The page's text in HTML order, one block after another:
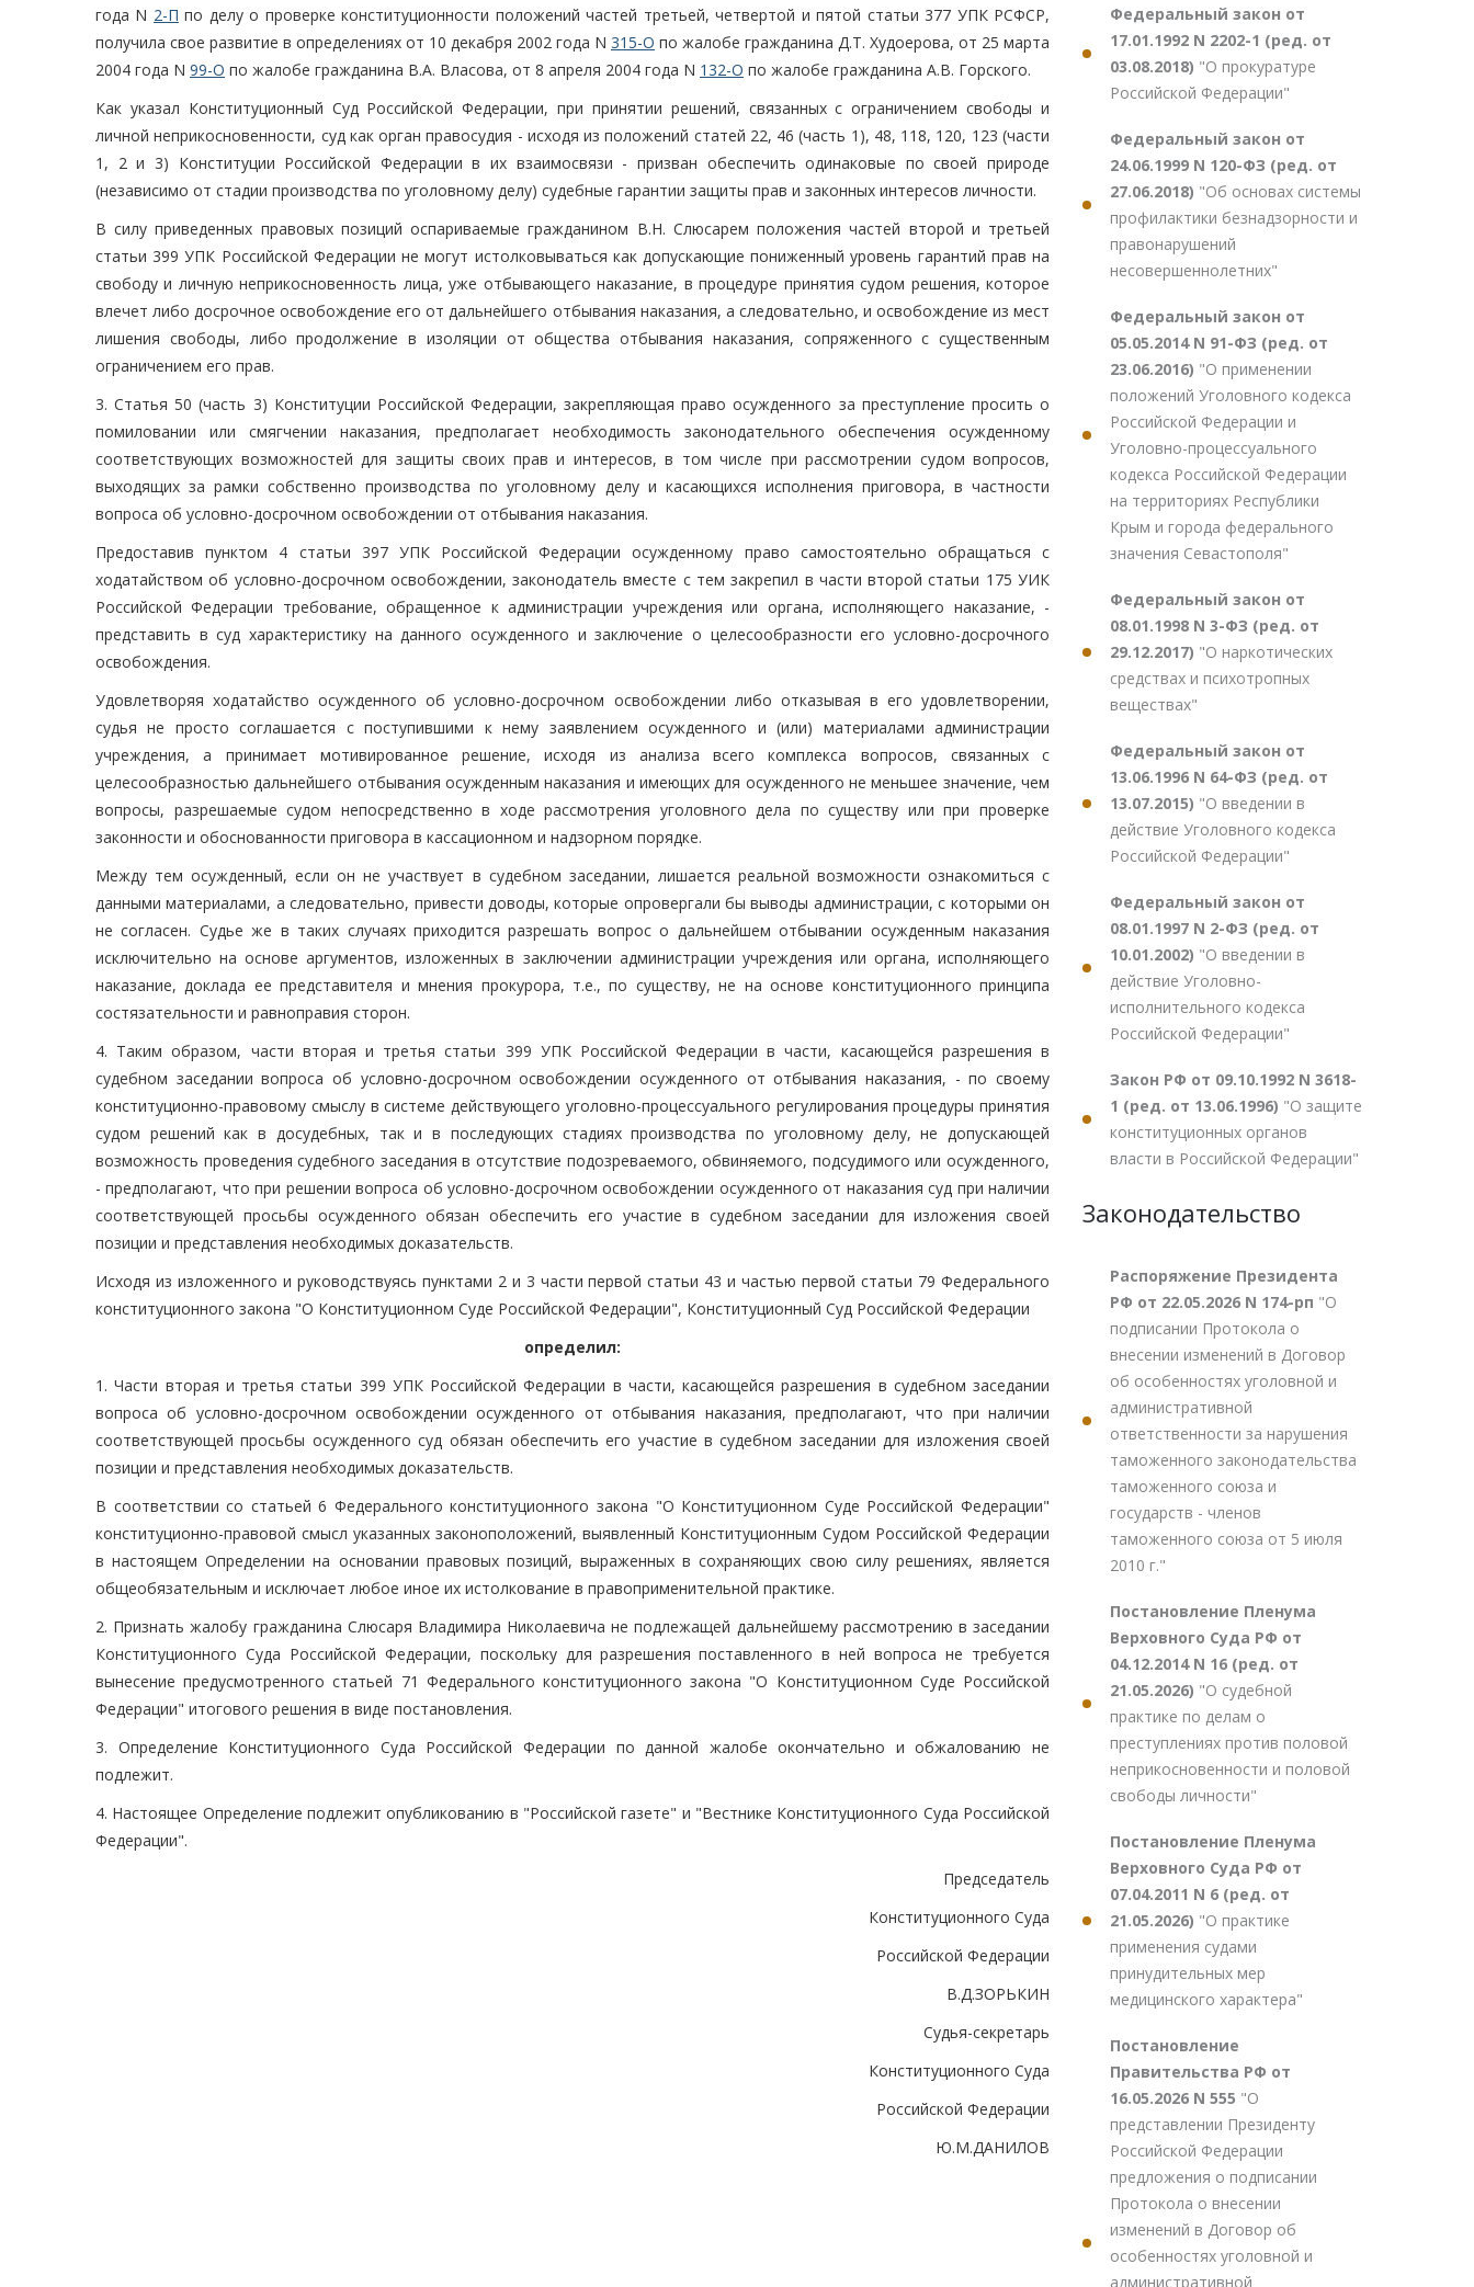
года N 2-П по делу о проверке конституционности положений частей третьей, четвертой и пятой статьи 377 УПК РСФСР,
получила свое развитие в определениях от 10 декабря 2002 года N 315-О по жалобе гражданина Д.Т. Худоерова, от 25 марта
2004 года N 99-О по жалобе гражданина В.А. Власова, от 8 апреля 2004 года N 132-О по жалобе гражданина А.В. Горского.
Как указал Конституционный Суд Российской Федерации, при принятии решений, связанных с ограничением свободы и
личной неприкосновенности, суд как орган правосудия - исходя из положений статей 22, 46 (часть 1), 48, 118, 120, 123 (части
1, 2 и 3) Конституции Российской Федерации в их взаимосвязи - призван обеспечить одинаковые по своей природе
(независимо от стадии производства по уголовному делу) судебные гарантии защиты прав и законных интересов личности.
В силу приведенных правовых позиций оспариваемые гражданином В.Н. Слюсарем положения частей второй и третьей
статьи 399 УПК Российской Федерации не могут истолковываться как допускающие пониженный уровень гарантий прав на
свободу и личную неприкосновенность лица, уже отбывающего наказание, в процедуре принятия судом решения, которое
влечет либо досрочное освобождение его от дальнейшего отбывания наказания, а следовательно, и освобождение из мест
лишения свободы, либо продолжение в изоляции от общества отбывания наказания, сопряженного с существенным
ограничением его прав.
3. Статья 50 (часть 3) Конституции Российской Федерации, закрепляющая право осужденного за преступление просить о
помиловании или смягчении наказания, предполагает необходимость законодательного обеспечения осужденному
соответствующих возможностей для защиты своих прав и интересов, в том числе при рассмотрении судом вопросов,
выходящих за рамки собственно производства по уголовному делу и касающихся исполнения приговора, в частности
вопроса об условно-досрочном освобождении от отбывания наказания.
Предоставив пунктом 4 статьи 397 УПК Российской Федерации осужденному право самостоятельно обращаться с
ходатайством об условно-досрочном освобождении, законодатель вместе с тем закрепил в части второй статьи 175 УИК
Российской Федерации требование, обращенное к администрации учреждения или органа, исполняющего наказание, -
представить в суд характеристику на данного осужденного и заключение о целесообразности его условно-досрочного
освобождения.
Удовлетворяя ходатайство осужденного об условно-досрочном освобождении либо отказывая в его удовлетворении,
судья не просто соглашается с поступившими к нему заявлением осужденного и (или) материалами администрации
учреждения, а принимает мотивированное решение, исходя из анализа всего комплекса вопросов, связанных с
целесообразностью дальнейшего отбывания осужденным наказания и имеющих для осужденного не меньшее значение, чем
вопросы, разрешаемые судом непосредственно в ходе рассмотрения уголовного дела по существу или при проверке
законности и обоснованности приговора в кассационном и надзорном порядке.
Между тем осужденный, если он не участвует в судебном заседании, лишается реальной возможности ознакомиться с
данными материалами, а следовательно, привести доводы, которые опровергали бы выводы администрации, с которыми он
не согласен. Судье же в таких случаях приходится разрешать вопрос о дальнейшем отбывании осужденным наказания
исключительно на основе аргументов, изложенных в заключении администрации учреждения или органа, исполняющего
наказание, доклада ее представителя и мнения прокурора, т.е., по существу, не на основе конституционного принципа
состязательности и равноправия сторон.
4. Таким образом, части вторая и третья статьи 399 УПК Российской Федерации в части, касающейся разрешения в
судебном заседании вопроса об условно-досрочном освобождении осужденного от отбывания наказания, - по своему
конституционно-правовому смыслу в системе действующего уголовно-процессуального регулирования процедуры принятия
судом решений как в досудебных, так и в последующих стадиях производства по уголовному делу, не допускающей
возможность проведения судебного заседания в отсутствие подозреваемого, обвиняемого, подсудимого или осужденного,
- предполагают, что при решении вопроса об условно-досрочном освобождении осужденного от наказания суд при наличии
соответствующей просьбы осужденного обязан обеспечить его участие в судебном заседании для изложения своей
позиции и представления необходимых доказательств.
Исходя из изложенного и руководствуясь пунктами 2 и 3 части первой статьи 43 и частью первой статьи 79 Федерального
конституционного закона "О Конституционном Суде Российской Федерации", Конституционный Суд Российской Федерации
определил:
1. Части вторая и третья статьи 399 УПК Российской Федерации в части, касающейся разрешения в судебном заседании
вопроса об условно-досрочном освобождении осужденного от отбывания наказания, предполагают, что при наличии
соответствующей просьбы осужденного суд обязан обеспечить его участие в судебном заседании для изложения своей
позиции и представления необходимых доказательств.
В соответствии со статьей 6 Федерального конституционного закона "О Конституционном Суде Российской Федерации"
конституционно-правовой смысл указанных законоположений, выявленный Конституционным Судом Российской Федерации
в настоящем Определении на основании правовых позиций, выраженных в сохраняющих свою силу решениях, является
общеобязательным и исключает любое иное их истолкование в правоприменительной практике.
2. Признать жалобу гражданина Слюсаря Владимира Николаевича не подлежащей дальнейшему рассмотрению в заседании
Конституционного Суда Российской Федерации, поскольку для разрешения поставленного в ней вопроса не требуется
вынесение предусмотренного статьей 71 Федерального конституционного закона "О Конституционном Суде Российской
Федерации" итогового решения в виде постановления.
3. Определение Конституционного Суда Российской Федерации по данной жалобе окончательно и обжалованию не
подлежит.
4. Настоящее Определение подлежит опубликованию в "Российской газете" и "Вестнике Конституционного Суда Российской
Федерации".
Председатель
Конституционного Суда
Российской Федерации
В.Д.ЗОРЬКИН
Судья-секретарь
Конституционного Суда
Российской Федерации
Ю.М.ДАНИЛОВ
Федеральный закон от
17.01.1992 N 2202-1 (ред. от
03.08.2018) "О прокуратуре
Российской Федерации"
Федеральный закон от
24.06.1999 N 120-ФЗ (ред. от
27.06.2018) "Об основах системы
профилактики безнадзорности и
правонарушений
несовершеннолетних"
Федеральный закон от
05.05.2014 N 91-ФЗ (ред. от
23.06.2016) "О применении
положений Уголовного кодекса
Российской Федерации и
Уголовно-процессуального
кодекса Российской Федерации
на территориях Республики
Крым и города федерального
значения Севастополя"
Федеральный закон от
08.01.1998 N 3-ФЗ (ред. от
29.12.2017) "О наркотических
средствах и психотропных
веществах"
Федеральный закон от
13.06.1996 N 64-ФЗ (ред. от
13.07.2015) "О введении в
действие Уголовного кодекса
Российской Федерации"
Федеральный закон от
08.01.1997 N 2-ФЗ (ред. от
10.01.2002) "О введении в
действие Уголовно-
исполнительного кодекса
Российской Федерации"
Закон РФ от 09.10.1992 N 3618-
1 (ред. от 13.06.1996) "О защите
конституционных органов
власти в Российской Федерации"
Законодательство
Распоряжение Президента
РФ от 22.05.2026 N 174-рп "О
подписании Протокола о
внесении изменений в Договор
об особенностях уголовной и
административной
ответственности за нарушения
таможенного законодательства
таможенного союза и
государств - членов
таможенного союза от 5 июля
2010 г."
Постановление Пленума
Верховного Суда РФ от
04.12.2014 N 16 (ред. от
21.05.2026) "О судебной
практике по делам о
преступлениях против половой
неприкосновенности и половой
свободы личности"
Постановление Пленума
Верховного Суда РФ от
07.04.2011 N 6 (ред. от
21.05.2026) "О практике
применения судами
принудительных мер
медицинского характера"
Постановление
Правительства РФ от
16.05.2026 N 555 "О
представлении Президенту
Российской Федерации
предложения о подписании
Протокола о внесении
изменений в Договор об
особенностях уголовной и
административной